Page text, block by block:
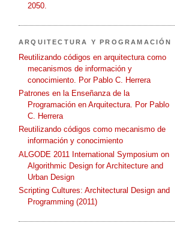
2050.
ARQUITECTURA Y PROGRAMACIÓN
Reutilizando códigos en arquitectura como
mecanismos de información y
conocimiento. Por Pablo C. Herrera
Patrones en la Enseñanza de la
Programación en Arquitectura. Por Pablo
C. Herrera
Reutilizando códigos como mecanismo de
información y conocimiento
ALGODE 2011 International Symposium on
Algorithmic Design for Architecture and
Urban Design
Scripting Cultures: Architectural Design and
Programming (2011)